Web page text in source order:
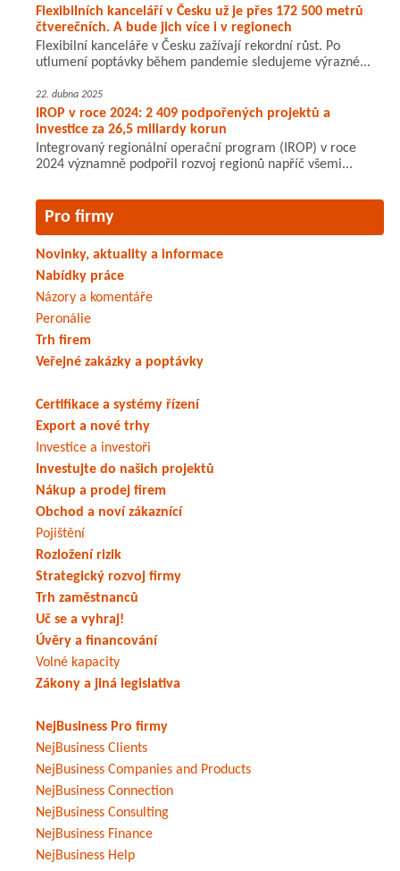
Flexibilních kanceláří v Česku už je přes 172 500 metrů
čtverečních. A bude jich více i v regionech
Flexibilní kanceláře v Česku zažívají rekordní růst. Po
utlumení poptávky během pandemie sledujeme výrazné...
22. dubna 2025
IROP v roce 2024: 2 409 podpořených projektů a
investice za 26,5 miliardy korun
Integrovaný regionální operační program (IROP) v roce
2024 významně podpořil rozvoj regionů napříč všemi...
Pro firmy
Novinky, aktuality a informace
Nabídky práce
Názory a komentáře
Peronálie
Trh firem
Veřejné zakázky a poptávky
Certifikace a systémy řízení
Export a nové trhy
Investice a investoři
Investujte do našich projektů
Nákup a prodej firem
Obchod a noví zákaznící
Pojištění
Rozložení rizik
Strategický rozvoj firmy
Trh zaměstnanců
Uč se a vyhraj!
Úvěry a financování
Volné kapacity
Zákony a jiná legislativa
NejBusiness Pro firmy
NejBusiness Clients
NejBusiness Companies and Products
NejBusiness Connection
NejBusiness Consulting
NejBusiness Finance
NejBusiness Help